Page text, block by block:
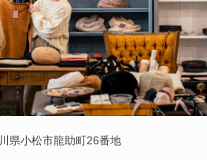
県小松市龍助町26番地